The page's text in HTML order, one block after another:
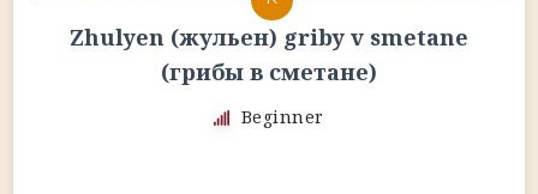
Zhulyen (жульен) griby v smetane
(грибы в сметане)
Beginner